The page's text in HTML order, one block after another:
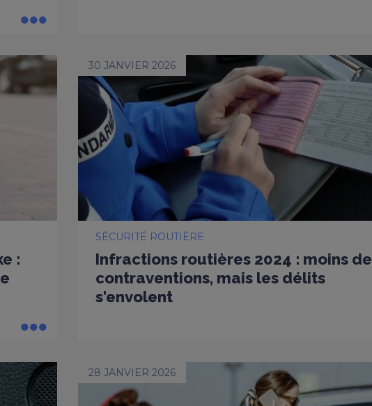
:
30 JANVIER 2026
SÉCURITÉ ROUTIÈRE
Infractions routières 2024 : moins de
contraventions, mais les délits
s'envolent
28 JANVIER 2026